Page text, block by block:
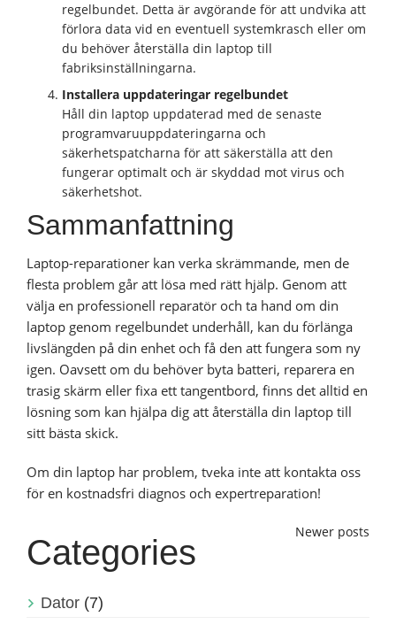
regelbundet. Detta är avgörande för att undvika att
förlora data vid en eventuell systemkrasch eller om
du behöver återställa din laptop till
fabriksinställningarna.
Installera uppdateringar regelbundet
Håll din laptop uppdaterad med de senaste
programvaruuppdateringarna och
säkerhetspatcharna för att säkerställa att den
fungerar optimalt och är skyddad mot virus och
säkerhetshot.
Sammanfattning
Laptop-reparationer kan verka skrämmande, men de
flesta problem går att lösa med rätt hjälp. Genom att
välja en professionell reparatör och ta hand om din
laptop genom regelbundet underhåll, kan du förlänga
livslängden på din enhet och få den att fungera som ny
igen. Oavsett om du behöver byta batteri, reparera en
trasig skärm eller fixa ett tangentbord, finns det alltid en
lösning som kan hjälpa dig att återställa din laptop till
sitt bästa skick.
Om din laptop har problem, tveka inte att kontakta oss
för en kostnadsfri diagnos och expertreparation!
Posts
navigation
Newer posts
Categories
Dator (7)